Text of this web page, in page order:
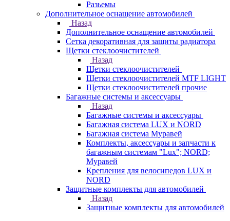
Разьемы
Дополнительное оснащение автомобилей
Назад
Дополнительное оснащение автомобилей
Сетка декоративная для защиты радиатора
Щетки стеклоочистителей
Назад
Щетки стеклоочистителей
Щетки стеклоочистителей MTF LIGHT
Щетки стеклоочистителей прочие
Багажные системы и аксессуары
Назад
Багажные системы и аксессуары
Багажная система LUX и NORD
Багажная система Муравей
Комплекты, аксессуары и запчасти к
багажным системам "Lux"; NORD;
Муравей
Крепления для велосипедов LUX и
NORD
Защитные комплекты для автомобилей
Назад
Защитные комплекты для автомобилей